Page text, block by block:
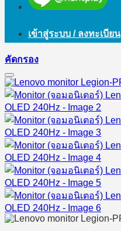
เข้าสู่ระบบ / ลงทะเบียน
คัดกรอง